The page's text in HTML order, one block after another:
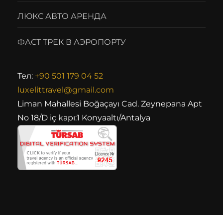
ЛЮКС АВТО АРЕНДА
ФАСТ ТРЕК В АЭРОПОРТУ
Тел: +90 501 179 04 52
luxelittravel@gmail.com
Liman Mahallesi Boğaçayı Cad. Zeynepana Apt
No 18/D iç kapı:1 Konyaaltı/Antalya